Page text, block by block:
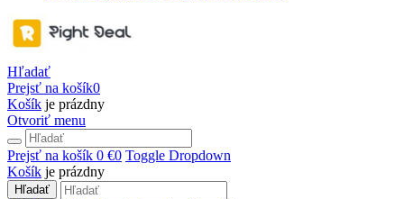
Hľadať
Prejsť na košík0
Košík je prázdny
Otvoriť menu
Prejsť na košík 0 €0 Toggle Dropdown
Košík je prázdny
Hľadať